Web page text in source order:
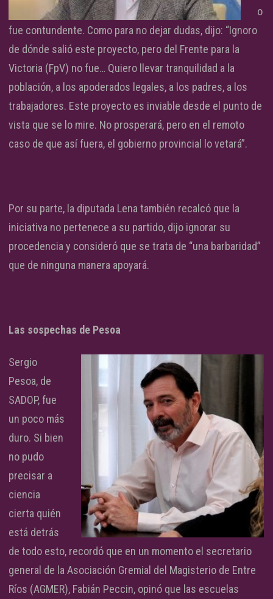
o
fue contundente. Como para no dejar dudas, dijo: “Ignoro
de dónde salió este proyecto, pero del Frente para la
Victoria (FpV) no fue… Quiero llevar tranquilidad a la
población, a los apoderados legales, a los padres, a los
trabajadores. Este proyecto es inviable desde el punto de
vista que se lo mire. No prosperará, pero en el remoto
caso de que así fuera, el gobierno provincial lo vetará”.
Por su parte, la diputada Lena también recalcó que la
iniciativa no pertenece a su partido, dijo ignorar su
procedencia y consideró que se trata de “una barbaridad”
que de ninguna manera apoyará.
Las sospechas de Pesoa
Sergio
Pesoa, de
SADOP, fue
un poco más
duro. Si bien
no pudo
precisar a
ciencia
cierta quién
está detrás
de todo esto, recordó que en un momento el secretario
general de la Asociación Gremial del Magisterio de Entre
Ríos (AGMER), Fabián Peccin, opinó que las escuelas